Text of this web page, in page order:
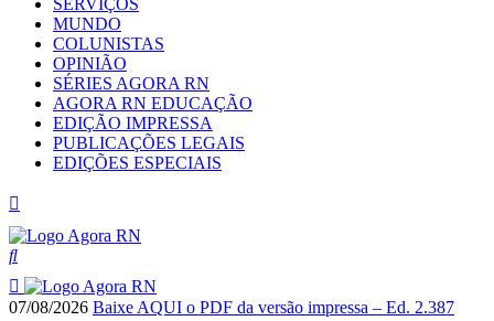
SERVIÇOS
MUNDO
COLUNISTAS
OPINIÃO
SÉRIES AGORA RN
AGORA RN EDUCAÇÃO
EDIÇÃO IMPRESSA
PUBLICAÇÕES LEGAIS
EDIÇÕES ESPECIAIS
07/08/2026 Baixe AQUI o PDF da versão impressa – Ed. 2.387